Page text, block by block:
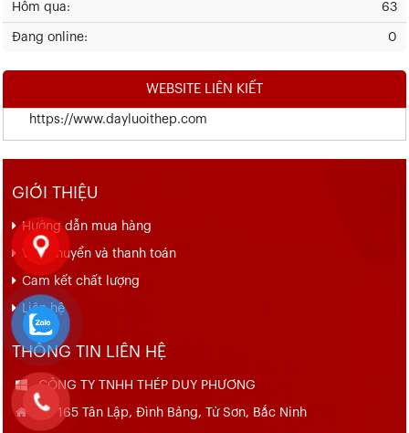
63
Hôm qua:
0
Đang online:
WEBSITE LIÊN KIẾT
https://www.dayluoithep.com
GIỚI THIỆU
Hướng dẫn mua hàng
Vận chuyển và thanh toán
Cam kết chất lượng
Liên hệ
THÔNG TIN LIÊN HỆ
CÔNG TY TNHH THÉP DUY PHƯƠNG
Số 165 Tân Lập, Đình Bảng, Từ Sơn, Bắc Ninh